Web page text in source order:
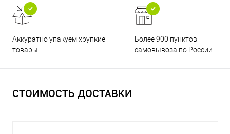
Аккуратно упакуем хрупкие
товары
Более 900 пунктов
самовывоза по России
СТОИМОСТЬ ДОСТАВКИ